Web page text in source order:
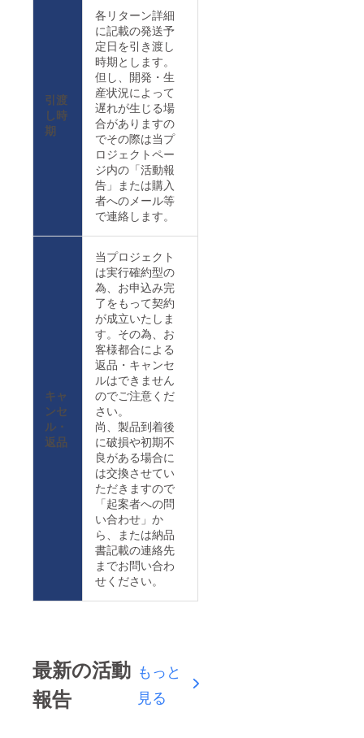
引渡
し時
期
各リターン詳細
に記載の発送予
定日を引き渡し
時期とします。
但し、開発・生
産状況によって
遅れが生じる場
合がありますの
でその際は当プ
ロジェクトペー
ジ内の「活動報
告」または購入
者へのメール等
で連絡します。
キャ
ンセ
ル・
返品
当プロジェクト
は実行確約型の
為、お申込み完
了をもって契約
が成立いたしま
す。その為、お
客様都合による
返品・キャンセ
ルはできません
のでご注意くだ
さい。
尚、製品到着後
に破損や初期不
良がある場合に
は交換させてい
ただきますので
「起案者への問
い合わせ」か
ら、または納品
書記載の連絡先
までお問い合わ
せください。
最新の活動
報告
もっと
見る